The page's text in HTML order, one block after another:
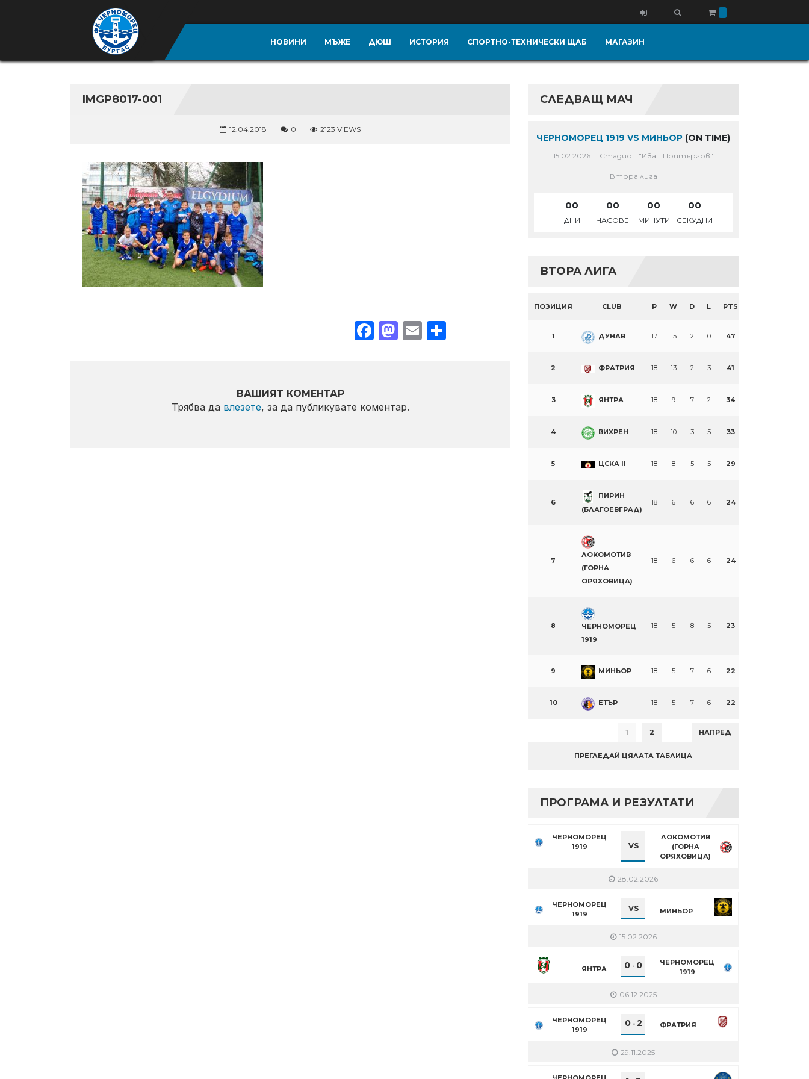
НОВИНИ МЪЖЕ ДЮШ ИСТОРИЯ СПОРТНО-ТЕХНИЧЕСКИ ЩАБ МАГАЗИН
IMGP8017-001
12.04.2018 0 2123 VIEWS
Facebook
Mastodon
EmailShare
ВАШИЯТ КОМЕНТАР
Трябва да влезете, за да публикувате коментар.
СЛЕДВАЩ МАЧ
ЧЕРНОМОРЕЦ 1919 VS МИНЬОР (ON TIME)
15.02.2026 Стадион "Иван Притъргов"
Втора лига
00
ДНИ
00
ЧАСОВЕ
00
МИНУТИ
00
СЕКУДНИ
ВТОРА ЛИГА
ПОЗИЦИЯ CLUB P W D L PTS
1 ДУНАВ 17 15 2 0 47
2 ФРАТРИЯ 18 13 2 3 41
3 ЯНТРА 18 9 7 2 34
4 ВИХРЕН 18 10 3 5 33
5 ЦСКА II 18 8 5 5 29
6
ПИРИН
(БЛАГОЕВГРАД)
18 6 6 6 24
7
ЛОКОМОТИВ
(ГОРНА
ОРЯХОВИЦА)
18 6 6 6 24
8
ЧЕРНОМОРЕЦ
1919
18 5 8 5 23
9 МИНЬОР 18 5 7 6 22
10 ЕТЪР 18 5 7 6 22
1 2 НАПРЕД
ПРЕГЛЕДАЙ ЦЯЛАТА ТАБЛИЦА
ПРОГРАМА И РЕЗУЛТАТИ
ЧЕРНОМОРЕЦ
1919
VS
ЛОКОМОТИВ
(ГОРНА
ОРЯХОВИЦА)
28.02.2026
ЧЕРНОМОРЕЦ
1919
VS МИНЬОР
15.02.2026
ЯНТРА 0 - 0
ЧЕРНОМОРЕЦ
1919
06.12.2025
ЧЕРНОМОРЕЦ
1919
0- 2 ФРАТРИЯ
29.11.2025